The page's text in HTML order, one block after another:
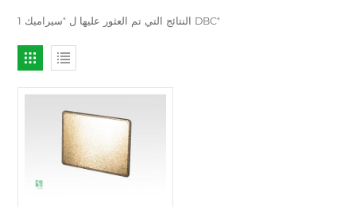
1 النتائج التي تم العثور عليها ل "سيراميك DBC"